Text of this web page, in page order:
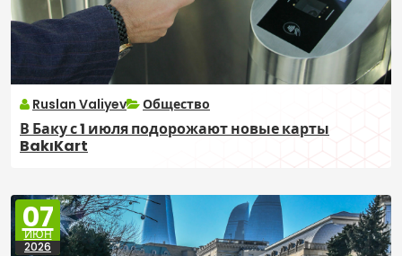
Ruslan Valiyev Общество
В Баку с 1 июля подорожают новые карты
BakıKart
07
ИЮН
2026